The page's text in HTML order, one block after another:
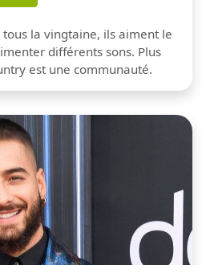
la vingtaine, ils aiment le
différents sons. Plus
est une communauté.